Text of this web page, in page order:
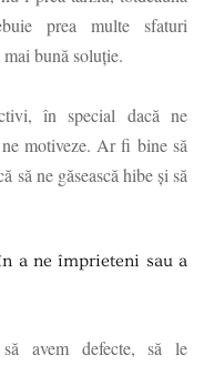
prea multe sfaturi
bună soluție.
în special dacă ne
motiveze. Ar fi bine să
să ne găsească hibe și să
a ne împrieteni sau a
avem defecte, să le